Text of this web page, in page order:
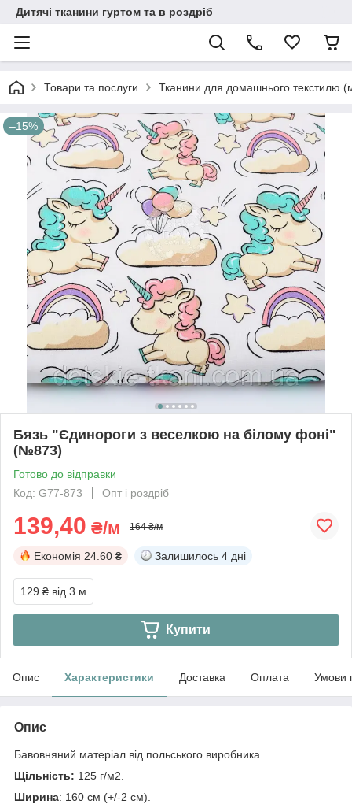
Дитячі тканини гуртом та в роздріб
Товари та послуги Тканини для домашнього текстилю
–15%
Бязь "Єдинороги з веселкою на білому фоні"
(№873)
Готово до відправки
Код: G77-873
Опт і роздріб
139,40 ₴/м 164 ₴/м
Економія 24.60 ₴ Залишилось 4 дні
129 ₴ від 3 м
Купити
Опис Характеристики Доставка Оплата Умови
Опис
Бавовняний матеріал від польського виробника.
Щільність: 125 г/м2.
Ширина: 160 см (+/-2 см).